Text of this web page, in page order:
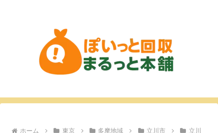
ホーム 東京 多摩地域 立川市
立川